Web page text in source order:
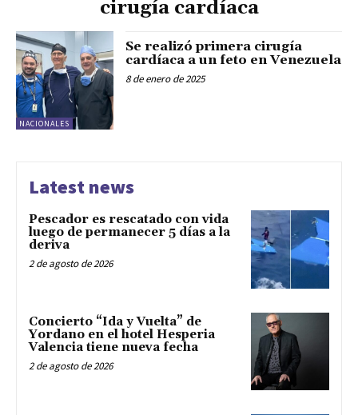
cirugía cardíaca
NACIONALES
Se realizó primera cirugía
cardíaca a un feto en Venezuela
8 de enero de 2025
Latest news
Pescador es rescatado con vida
luego de permanecer 5 días a la
deriva
2 de agosto de 2026
Concierto “Ida y Vuelta” de
Yordano en el hotel Hesperia
Valencia tiene nueva fecha
2 de agosto de 2026